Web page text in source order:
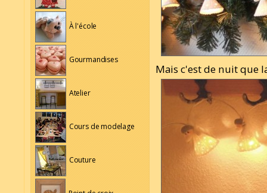
À l'école
Gourmandises
Atelier
Cours de modelage
Couture
Mais c'est de nuit que